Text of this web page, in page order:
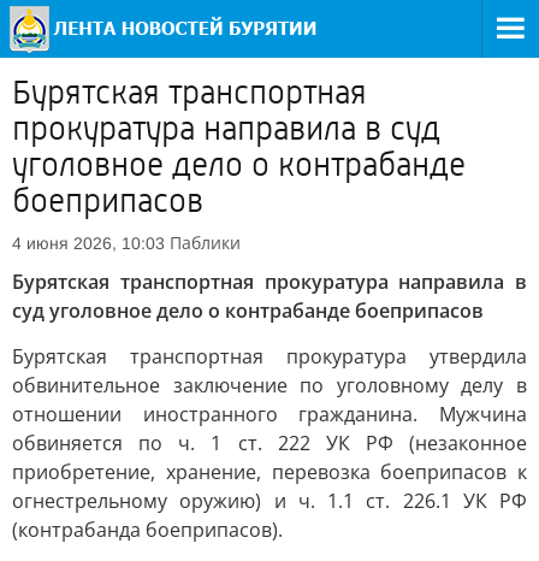
Бурятская транспортная
прокуратура направила в суд
уголовное дело о контрабанде
боеприпасов
4 июня 2026, 10:03 Паблики
Бурятская транспортная прокуратура направила в
суд уголовное дело о контрабанде боеприпасов
Бурятская транспортная прокуратура утвердила
обвинительное заключение по уголовному делу в
отношении иностранного гражданина. Мужчина
обвиняется по ч. 1 ст. 222 УК РФ (незаконное
приобретение, хранение, перевозка боеприпасов к
огнестрельному оружию) и ч. 1.1 ст. 226.1 УК РФ
(контрабанда боеприпасов).